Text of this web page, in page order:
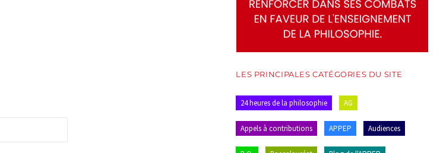
LES PRINCIPALES CATÉGORIES DU SITE
24 heures de la philosophie AG
Appels à contributions APPEP Audiences